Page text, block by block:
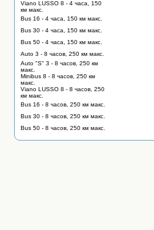
Viano LUSSO 8 - 4 часа, 150
км макс.
Bus 16 - 4 часа, 150 км макс.
Bus 30 - 4 часа, 150 км макс.
Bus 50 - 4 часа, 150 км макс.
Auto 3 - 8 часов, 250 км макс.
Auto "S" 3 - 8 часов, 250 км
макс.
Minibus 8 - 8 часов, 250 км
макс.
Viano LUSSO 8 - 8 часов, 250
км макс.
Bus 16 - 8 часов, 250 км макс.
Bus 30 - 8 часов, 250 км макс.
Bus 50 - 8 часов, 250 км макс.